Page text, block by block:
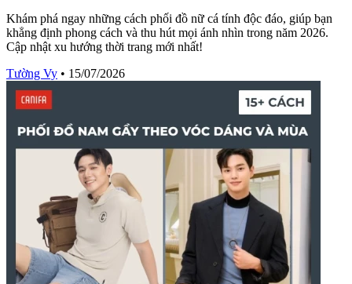
Khám phá ngay những cách phối đồ nữ cá tính độc đáo, giúp bạn
khẳng định phong cách và thu hút mọi ánh nhìn trong năm 2026.
Cập nhật xu hướng thời trang mới nhất!
Tường Vy • 15/07/2026